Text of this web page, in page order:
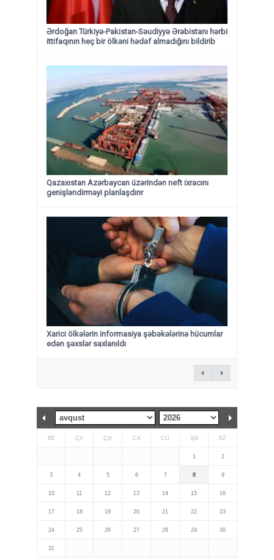
Ərdoğan Türkiyə-Pakistan-Səudiyyə Ərəbistanı hərbi
ittifaqının heç bir ölkəni hədəf almadığını bildirib
Qazaxıstan Azərbaycan üzərindən neft ixracını
genişləndirməyi planlaşdırır
Xarici ölkələrin informasiya şəbəkələrinə hücumlar
edən şəxslər saxlanıldı
BE ÇA ÇƏ CA CÜ ŞƏ BZ
1 2
3 4 5 6 7 8 9
10 11 12 13 14 15 16
17 18 19 20 21 22 23
24 25 26 27 28 29 30
31